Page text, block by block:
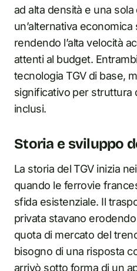
ad alta densità e una
un’alternativa
rendendo l’alta velocità
attenti al budget.
tecnologia TGV di base,
significativo per struttura
inclusi.
Storia e sviluppo
La storia del TGV inizia
quando le ferrovie
sfida esistenziale. Il
privata stavano
quota di mercato del
bisogno di una risposta
arrivò sotto forma di un